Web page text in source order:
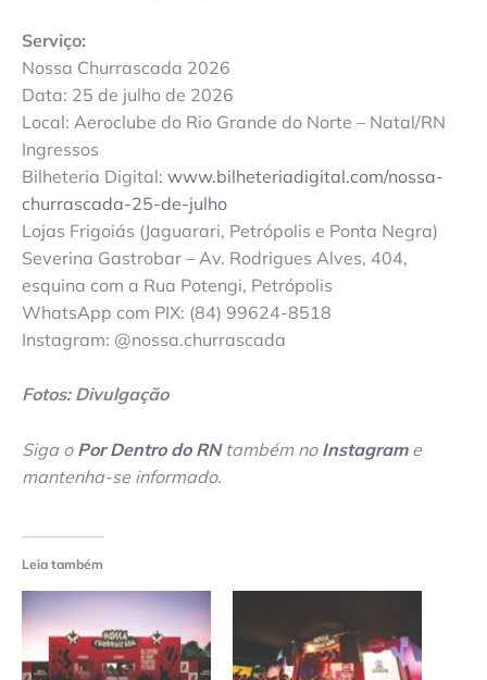
Serviço:
Nossa Churrascada 2026
Data: 25 de julho de 2026
Local: Aeroclube do Rio Grande do Norte – Natal/RN
Ingressos
Bilheteria Digital: www.bilheteriadigital.com/nossa-
churrascada-25-de-julho
Lojas Frigoiás (Jaguarari, Petrópolis e Ponta Negra)
Severina Gastrobar – Av. Rodrigues Alves, 404,
esquina com a Rua Potengi, Petrópolis
WhatsApp com PIX: (84) 99624-8518
Instagram: @nossa.churrascada
Fotos: Divulgação
Siga o Por Dentro do RNtambém no Instagrame
mantenha-se informado.
Leia também